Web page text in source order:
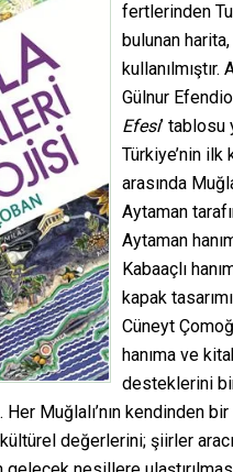
fertlerinden
bulunan
Gülnur
Efesi’ tablosu
Türkiye’nin ilk
arasında
Aytaman
Aytaman
Kabaaçlı
kapak
Cüneyt
hanıma ve
desteklerini
Muğlalı’nın kendinden
kültürel değerlerini; şiirler